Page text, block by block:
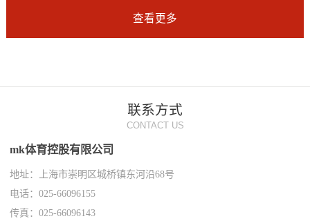
查看更多
联系方式
CONTACT US
mk体育控股有限公司
地址：上海市崇明区城桥镇东河沿68号
电话：025-66096155
传真：025-66096143